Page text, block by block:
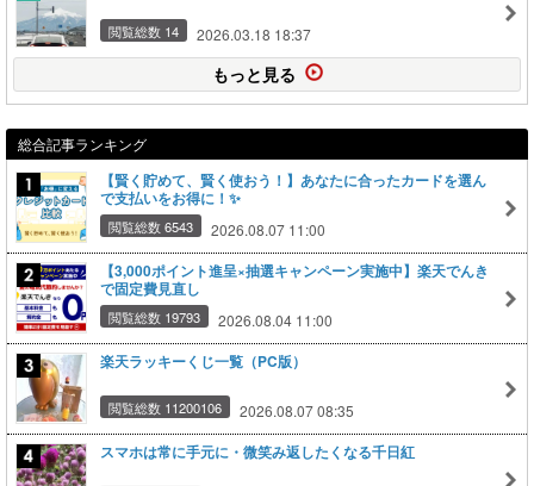
閲覧総数 14 2026.03.18 18:37
もっと見る
総合記事ランキング
【賢く貯めて、賢く使おう！】あなたに合ったカードを選ん
で支払いをお得に！✨
閲覧総数 6543 2026.08.07 11:00
【3,000ポイント進呈×抽選キャンペーン実施中】楽天でんき
で固定費見直し
閲覧総数 19793 2026.08.04 11:00
楽天ラッキーくじ一覧（PC版）
閲覧総数 11200106 2026.08.07 08:35
スマホは常に手元に・微笑み返したくなる千日紅